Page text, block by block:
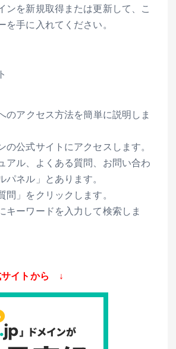
ンを新規取得または更新して、こ
を手に入れてください。
のアクセス方法を簡単に説明しま
の公式サイトにアクセスします。
アル、よくある質問、お問い合わ
パネル」とあります。
問」をクリックします。
キーワードを入力して検索しま
サイトから ↓